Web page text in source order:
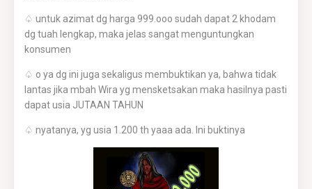
♤ untuk azimat dg harga 999.ooo sudah dapat 2 khodam
dg tuah lengkap, maka jelas sangat menguntungkan
konsumen
♤ o ya dg ini juga sekaligus membuktikan ya, bahwa tidak
lantas jika mbah Wira yg mensketsakan maka hasilnya pasti
dapat usia JUTAAN TAHUN
♤ nyatanya, yg usia 1.200 th yaaa ada. Ini buktinya